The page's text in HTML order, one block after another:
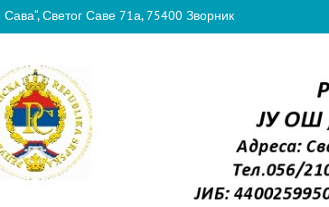
Светог Саве 71а, 75400 Зворник